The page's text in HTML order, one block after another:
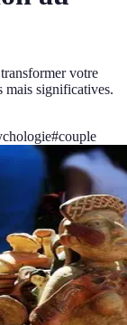
votre
mais significatives.
#couple